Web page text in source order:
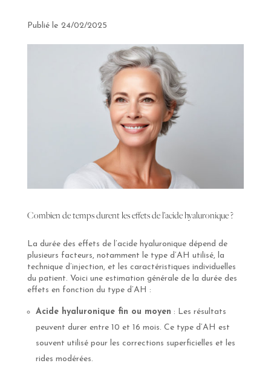
24/02/2025
Combien de temps durent les effets de l’acide hyaluronique ?
La durée des effets de l’acide hyaluronique dépend de
plusieurs facteurs, notamment le type d’AH utilisé, la
technique d’injection, et les caractéristiques individuelles
du patient. Voici une estimation générale de la durée des
effets en fonction du type d’AH :
Acide hyaluronique fin ou moyen : Les résultats
peuvent durer entre 10 et 16 mois. Ce type d’AH est
souvent utilisé pour les corrections superficielles et les
rides modérées.